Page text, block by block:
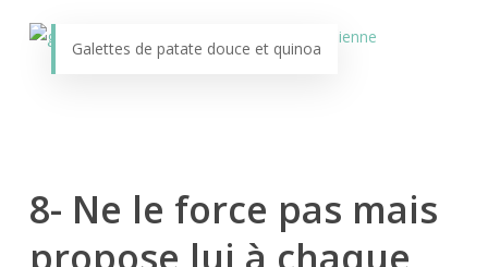
Galettes de patate douce et quinoa
8- Ne le force pas mais